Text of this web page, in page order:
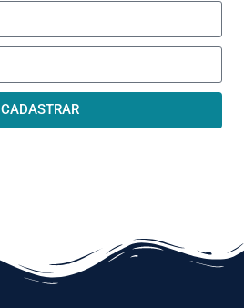
CADASTRAR